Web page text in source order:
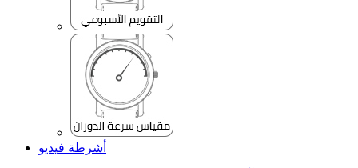
أشرطة فيديو